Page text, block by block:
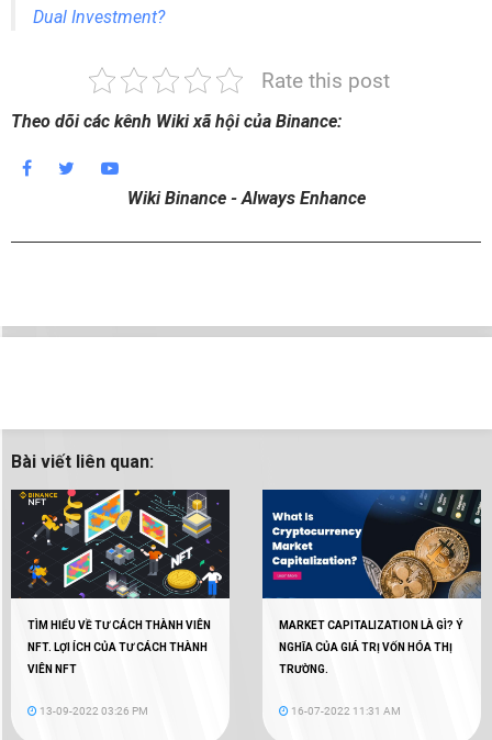
Dual Investment?
Rate this post
Theo dõi các kênh Wiki xã hội của Binance:
Wiki Binance - Always Enhance
Bài viết liên quan:
TÌM HIỂU VỀ TƯ CÁCH THÀNH VIÊN
NFT. LỢI ÍCH CỦA TƯ CÁCH THÀNH
VIÊN NFT
13-09-2022 03:26 PM
MARKET CAPITALIZATION LÀ GÌ? Ý
NGHĨA CỦA GIÁ TRỊ VỐN HÓA THỊ
TRƯỜNG.
16-07-2022 11:31 AM